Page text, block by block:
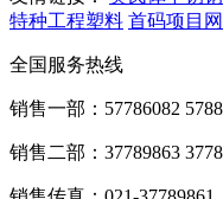
特种工程塑料 首码项目网
全国服务热线
销售一部：57786082
销售二部：37789863